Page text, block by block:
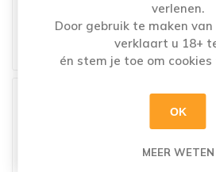
ROYCO SOEP DOOS PREI
DOOS 25 ST
€18,37
verlenen.
Door gebruik te maken
verklaart u 18+
én stem je toe om
OK
MEER WETEN